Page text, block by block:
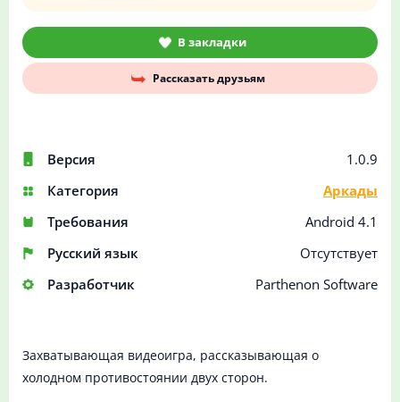
Версия
1.0.9
Категория
Аркады
Требования
Android 4.1
Русский язык
Отсутствует
Разработчик
Parthenon Software
В закладки
Рассказать друзьям
Захватывающая видеоигра, рассказывающая о
холодном противостоянии двух сторон.